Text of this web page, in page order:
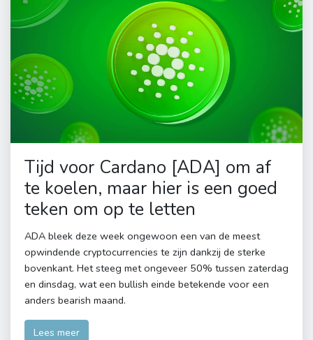
Tijd voor Cardano [ADA] om af
te koelen, maar hier is een goed
teken om op te letten
ADA bleek deze week ongewoon een van de meest
opwindende cryptocurrencies te zijn dankzij de sterke
bovenkant. Het steeg met ongeveer 50% tussen zaterdag
en dinsdag, wat een bullish einde betekende voor een
anders bearish maand.
Lees meer